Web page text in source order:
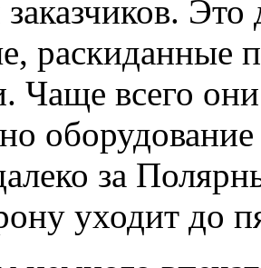
заказчиков.
раскиданные
Чаще всего
за
уходит до